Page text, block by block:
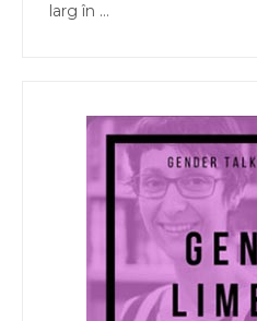
larg în …